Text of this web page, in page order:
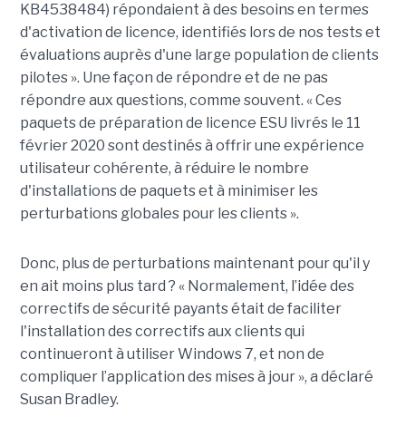
KB4538484) répondaient à des besoins en termes
d'activation de licence, identifiés lors de nos tests et
évaluations auprès d'une large population de clients
pilotes ». Une façon de répondre et de ne pas
répondre aux questions, comme souvent. « Ces
paquets de préparation de licence ESU livrés le 11
février 2020 sont destinés à offrir une expérience
utilisateur cohérente, à réduire le nombre
d'installations de paquets et à minimiser les
perturbations globales pour les clients ».
Donc, plus de perturbations maintenant pour qu'il y
en ait moins plus tard ? « Normalement, l’idée des
correctifs de sécurité payants était de faciliter
l'installation des correctifs aux clients qui
continueront à utiliser Windows 7, et non de
compliquer l’application des mises à jour », a déclaré
Susan Bradley.